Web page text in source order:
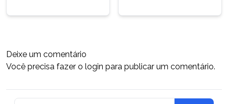
Deixe um comentário
Você precisa fazer o login para publicar um comentário.